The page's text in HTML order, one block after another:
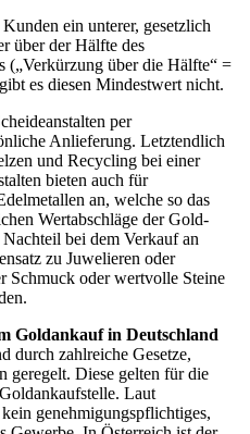
ein unterer, gesetzlich
über der Hälfte des
(„Verkürzung über die Hälfte“ =
es diesen Mindestwert nicht.
per
Anlieferung. Letztendlich
und Recycling bei einer
bieten auch für
an, welche so das
Wertabschläge der Gold-
bei dem Verkauf an
zu Juwelieren oder
Schmuck oder wertvolle Steine
Goldankauf in Deutschland
durch zahlreiche Gesetze,
geregelt. Diese gelten für die
Laut
genehmigungspflichtiges,